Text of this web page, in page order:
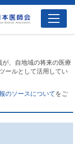
、自地域の将来の医療
ールとして活用してい
のソースについてをご